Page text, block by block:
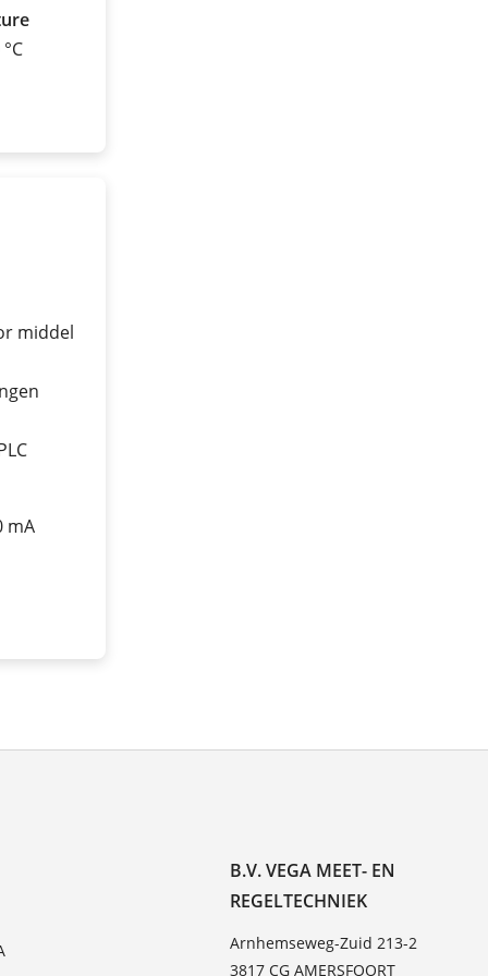
middel
mA
B.V. VEGA MEET- EN
REGELTECHNIEK
Arnhemseweg-Zuid 213-2
3817 CG AMERSFOORT